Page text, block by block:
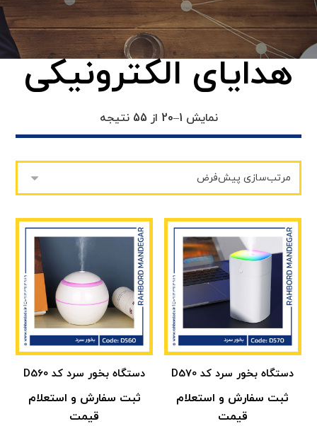
هدایای الکترونیکی
نمایش 1–20 از 55 نتیجه
دستگاه بخور سرد کد D570
ثبت سفارش و استعلام
قیمت
دستگاه بخور سرد کد D560
ثبت سفارش و استعلام
قیمت